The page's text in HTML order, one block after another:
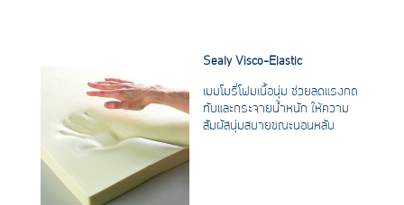
Sealy Visco-Elastic
เมมโมรี่โฟมเนื้อนุ่ม ช่วยลดแรงกด
ทับและกระจายน้ำหนัก ให้ความ
สัมผัสนุ่มสบายขณะนอนหลับ